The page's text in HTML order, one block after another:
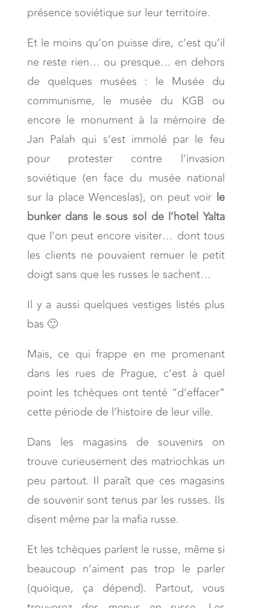
présence soviétique sur leur territoire.
Et le moins qu’on puisse dire, c’est qu’il
ne reste rien… ou presque… en dehors
de quelques musées : le Musée du
communisme, le musée du KGB ou
encore le monument à la mémoire de
Jan Palah qui s’est immolé par le feu
pour protester contre l’invasion
soviétique (en face du musée national
sur la place Wenceslas), on peut voir le
bunker dans le sous sol de l’hotel Yalta
que l’on peut encore visiter… dont tous
les clients ne pouvaient remuer le petit
doigt sans que les russes le sachent…
Il y a aussi quelques vestiges listés plus
bas 🙂
Mais, ce qui frappe en me promenant
dans les rues de Prague, c’est à quel
point les tchèques ont tenté “d’effacer”
cette période de l’histoire de leur ville.
Dans les magasins de souvenirs on
trouve curieusement des matriochkas un
peu partout. Il paraît que ces magasins
de souvenir sont tenus par les russes. Ils
disent même par la mafia russe.
Et les tchèques parlent le russe, même si
beaucoup n’aiment pas trop le parler
(quoique, ça dépend). Partout, vous